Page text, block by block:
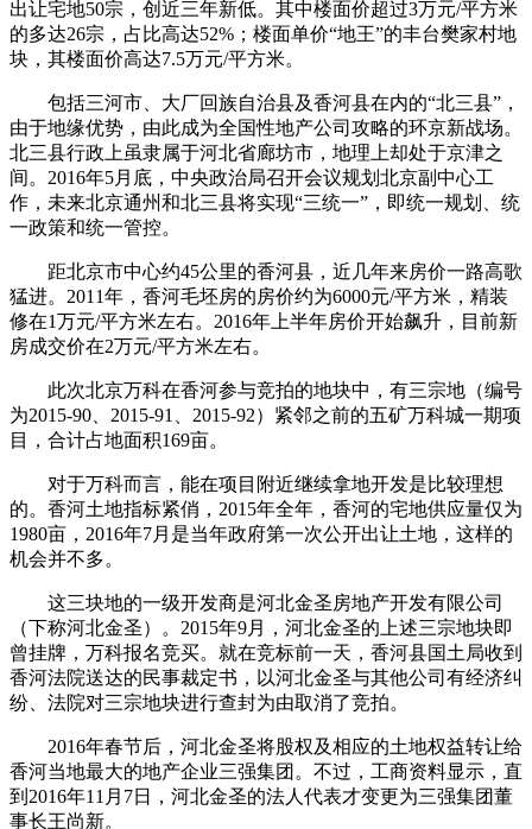
出让宅地50宗，创近三年新低。其中楼面价超过3万元/平方米
的多达26宗，占比高达52%；楼面单价“地王”的丰台樊家村地
块，其楼面价高达7.5万元/平方米。
包括三河市、大厂回族自治县及香河县在内的“北三县”，
由于地缘优势，由此成为全国性地产公司攻略的环京新战场。
北三县行政上虽隶属于河北省廊坊市，地理上却处于京津之
间。2016年5月底，中央政治局召开会议规划北京副中心工
作，未来北京通州和北三县将实现“三统一”，即统一规划、统
一政策和统一管控。
距北京市中心约45公里的香河县，近几年来房价一路高歌
猛进。2011年，香河毛坯房的房价约为6000元/平方米，精装
修在1万元/平方米左右。2016年上半年房价开始飙升，目前新
房成交价在2万元/平方米左右。
此次北京万科在香河参与竞拍的地块中，有三宗地（编号
为2015-90、2015-91、2015-92）紧邻之前的五矿万科城一期项
目，合计占地面积169亩。
对于万科而言，能在项目附近继续拿地开发是比较理想
的。香河土地指标紧俏，2015年全年，香河的宅地供应量仅为
1980亩，2016年7月是当年政府第一次公开出让土地，这样的
机会并不多。
这三块地的一级开发商是河北金圣房地产开发有限公司
（下称河北金圣）。2015年9月，河北金圣的上述三宗地块即
曾挂牌，万科报名竞买。就在竞标前一天，香河县国土局收到
香河法院送达的民事裁定书，以河北金圣与其他公司有经济纠
纷、法院对三宗地块进行查封为由取消了竞拍。
2016年春节后，河北金圣将股权及相应的土地权益转让给
香河当地最大的地产企业三强集团。不过，工商资料显示，直
到2016年11月7日，河北金圣的法人代表才变更为三强集团董
事长王尚新。